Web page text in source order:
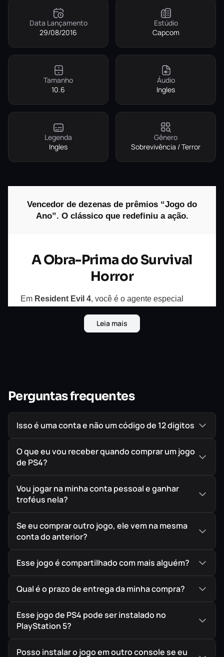
Data Lançamento
29/08/2016
Estúdio
Capcom
Tamanho
10.6
Áudio
Ingles
Legenda
Ingles
Gênero
Sobrevivência / Terror
Vencedor de dezenas de prêmios “Jogo do
Ano”. O clássico que redefiniu a ação.
A Obra-Prima do Survival
Horror
Em Resident Evil 4, você é o agente especial
resgatar a filha do presidente dos EUA. Sua
ação, agora em HD.
da ação, permitindo mira precisa e combate
Uma Missão Desesperada
Lute para sobreviver, proteja Ashley Graham e
Conteúdo Extra
(onde você joga como Ada Wong) e o viciante
Leia mais
Perguntas frequentes
Isso é uma conta e não um código de 12 digitos
O que eu vou receber quando comprar um jogo
de PS4?
Vou jogar na minha conta pessoal e ganhar
troféus nela?
Se eu comprar outro jogo, ele vem na mesma
conta do anterior?
Esse jogo é compartilhado com mais alguém?
Qual é o prazo de entrega da minha compra?
Esse jogo de PS4 pode ser instalado no
PlayStation 5?
Posso instalar o jogo em outro console se eu